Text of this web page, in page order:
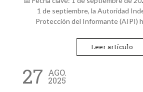
1 de septiembre, la Autoridad
Protección del Informante (AIPI)
Leer artículo
27 AGO.
2025